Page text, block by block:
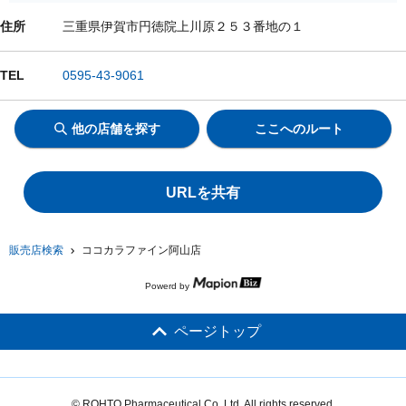
販売店検索 ココカラファイン阿山店
住所 三重県伊賀市円徳院上川原２５３番地の１
TEL 0595-43-9061
他の店舗を探す ここへのルート
URLを共有
Powerd by
ページトップ